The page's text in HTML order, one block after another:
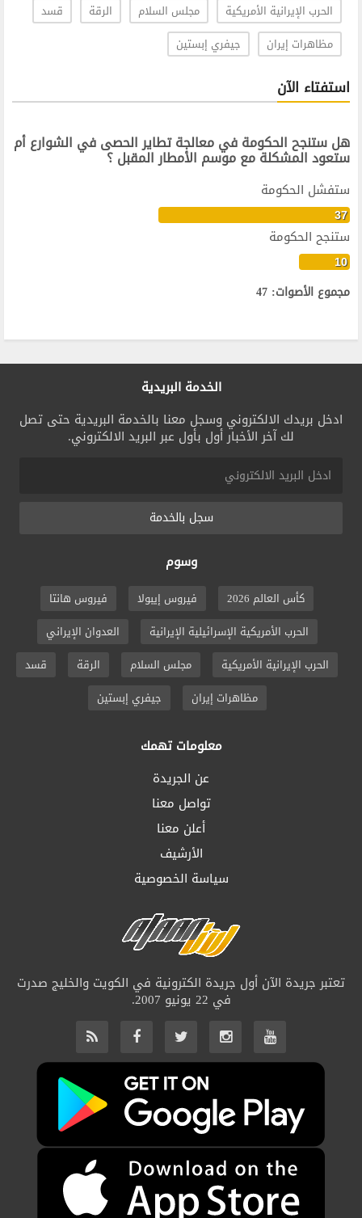
الحرب الإيرانية الأمريكية
مجلس السلام الرقة
قسد
مظاهرات إيران
جيفري إبستين
استفتاء الآن
هل ستنجح الحكومة في معالجة تطاير الحصى في الشوارع أم
ستعود المشكلة مع موسم الأمطار المقبل ؟
ستفشل الحكومة
37
ستنجح الحكومة
10
مجموع الأصوات: 47
الخدمة البريدية
ادخل بريدك الالكتروني وسجل معنا بالخدمة البريدية حتى تصل
لك آخر الأخبار أول بأول عبر البريد الالكتروني.
سجل بالخدمة
وسوم
كأس العالم 2026 فيروس إيبولا
فيروس هانتا
الحرب الأمريكية الإسرائيلية الإيرانية
العدوان الإيراني
الحرب الإيرانية الأمريكية
مجلس السلام الرقة
قسد
مظاهرات إيران
جيفري إبستين
معلومات تهمك
عن الجريدة
تواصل معنا
أعلن معنا
الأرشيف
سياسة الخصوصية
تعتبر جريدة الآن أول جريدة الكترونية في الكويت والخليج صدرت
في 22 يونيو 2007.